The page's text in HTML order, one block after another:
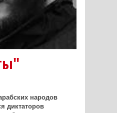
народов
диктаторов